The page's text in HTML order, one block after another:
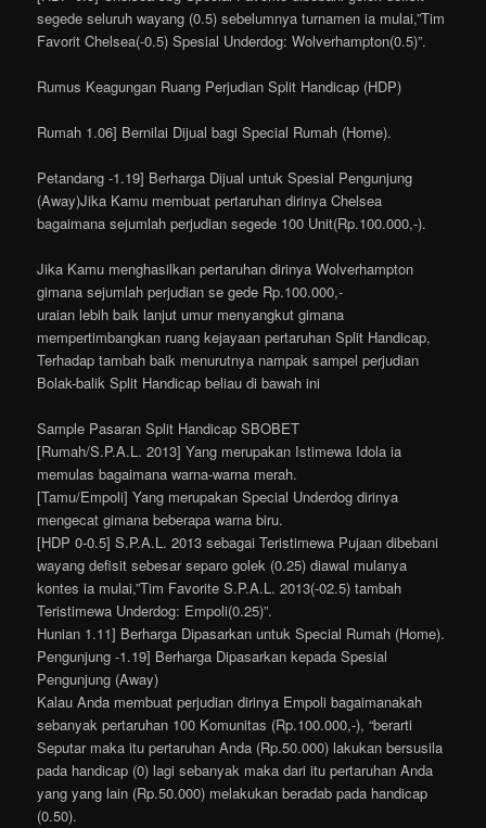
segede seluruh wayang (0.5) sebelumnya turnamen ia mulai,”Tim
Favorit Chelsea(-0.5) Spesial Underdog: Wolverhampton(0.5)”.
Rumus Keagungan Ruang Perjudian Split Handicap (HDP)
Rumah 1.06] Bernilai Dijual bagi Special Rumah (Home).
Petandang -1.19] Berharga Dijual untuk Spesial Pengunjung
(Away)Jika Kamu membuat pertaruhan dirinya Chelsea
bagaimana sejumlah perjudian segede 100 Unit(Rp.100.000,-).
Jika Kamu menghasilkan pertaruhan dirinya Wolverhampton
gimana sejumlah perjudian se gede Rp.100.000,-
uraian lebih baik lanjut umur menyangkut gimana
mempertimbangkan ruang kejayaan pertaruhan Split Handicap,
Terhadap tambah baik menurutnya nampak sampel perjudian
Bolak-balik Split Handicap beliau di bawah ini
Sample Pasaran Split Handicap SBOBET
[Rumah/S.P.A.L. 2013] Yang merupakan Istimewa Idola ia
memulas bagaimana warna-warna merah.
[Tamu/Empoli] Yang merupakan Special Underdog dirinya
mengecat gimana beberapa warna biru.
[HDP 0-0.5] S.P.A.L. 2013 sebagai Teristimewa Pujaan dibebani
wayang defisit sebesar separo golek (0.25) diawal mulanya
kontes ia mulai,”Tim Favorite S.P.A.L. 2013(-02.5) tambah
Teristimewa Underdog: Empoli(0.25)”.
Hunian 1.11] Berharga Dipasarkan untuk Special Rumah (Home).
Pengunjung -1.19] Berharga Dipasarkan kepada Spesial
Pengunjung (Away)
Kalau Anda membuat perjudian dirinya Empoli bagaimanakah
sebanyak pertaruhan 100 Komunitas (Rp.100.000,-), “berarti
Seputar maka itu pertaruhan Anda (Rp.50.000) lakukan bersusila
pada handicap (0) lagi sebanyak maka dari itu pertaruhan Anda
yang yang lain (Rp.50.000) melakukan beradab pada handicap
(0.50).